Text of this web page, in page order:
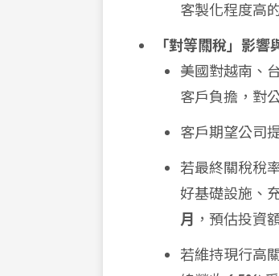
客製化程度高
「對等關稅」影響
美國對越南、
客戶負擔，對
客戶期望公司
若最終關稅稅
好基礎設施、
月 ，預估投資
若維持現行高